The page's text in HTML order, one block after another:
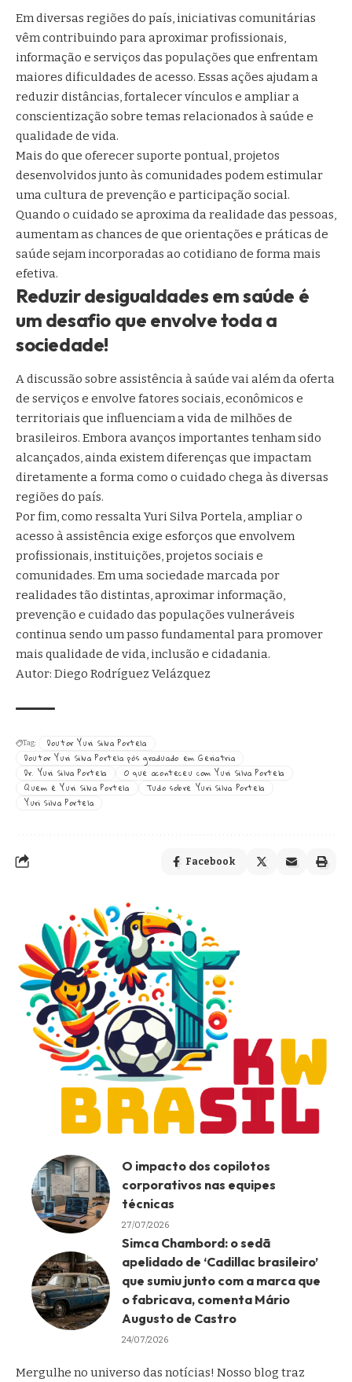
Em diversas regiões do país, iniciativas comunitárias
vêm contribuindo para aproximar profissionais,
informação e serviços das populações que enfrentam
maiores dificuldades de acesso. Essas ações ajudam a
reduzir distâncias, fortalecer vínculos e ampliar a
conscientização sobre temas relacionados à saúde e
qualidade de vida.
Mais do que oferecer suporte pontual, projetos
desenvolvidos junto às comunidades podem estimular
uma cultura de prevenção e participação social.
Quando o cuidado se aproxima da realidade das pessoas,
aumentam as chances de que orientações e práticas de
saúde sejam incorporadas ao cotidiano de forma mais
efetiva.
Reduzir desigualdades em saúde é
um desafio que envolve toda a
sociedade!
A discussão sobre assistência à saúde vai além da oferta
de serviços e envolve fatores sociais, econômicos e
territoriais que influenciam a vida de milhões de
brasileiros. Embora avanços importantes tenham sido
alcançados, ainda existem diferenças que impactam
diretamente a forma como o cuidado chega às diversas
regiões do país.
Por fim, como ressalta Yuri Silva Portela, ampliar o
acesso à assistência exige esforços que envolvem
profissionais, instituições, projetos sociais e
comunidades. Em uma sociedade marcada por
realidades tão distintas, aproximar informação,
prevenção e cuidado das populações vulneráveis
continua sendo um passo fundamental para promover
mais qualidade de vida, inclusão e cidadania.
Autor: Diego Rodríguez Velázquez
Tag:
Doutor Yuri Silva Portela
Doutor Yuri Silva Portela pós graduado em Geriatria
Dr. Yuri Silva Portela
O que aconteceu com Yuri Silva Portela
Quem é Yuri Silva Portela
Tudo sobre Yuri Silva Portela
Yuri Silva Portela
Facebook
O impacto dos copilotos
corporativos nas equipes
técnicas
27/07/2026
Simca Chambord: o sedã
apelidado de ‘Cadillac brasileiro’
que sumiu junto com a marca que
o fabricava, comenta Mário
Augusto de Castro
24/07/2026
Mergulhe no universo das notícias! Nosso blog traz